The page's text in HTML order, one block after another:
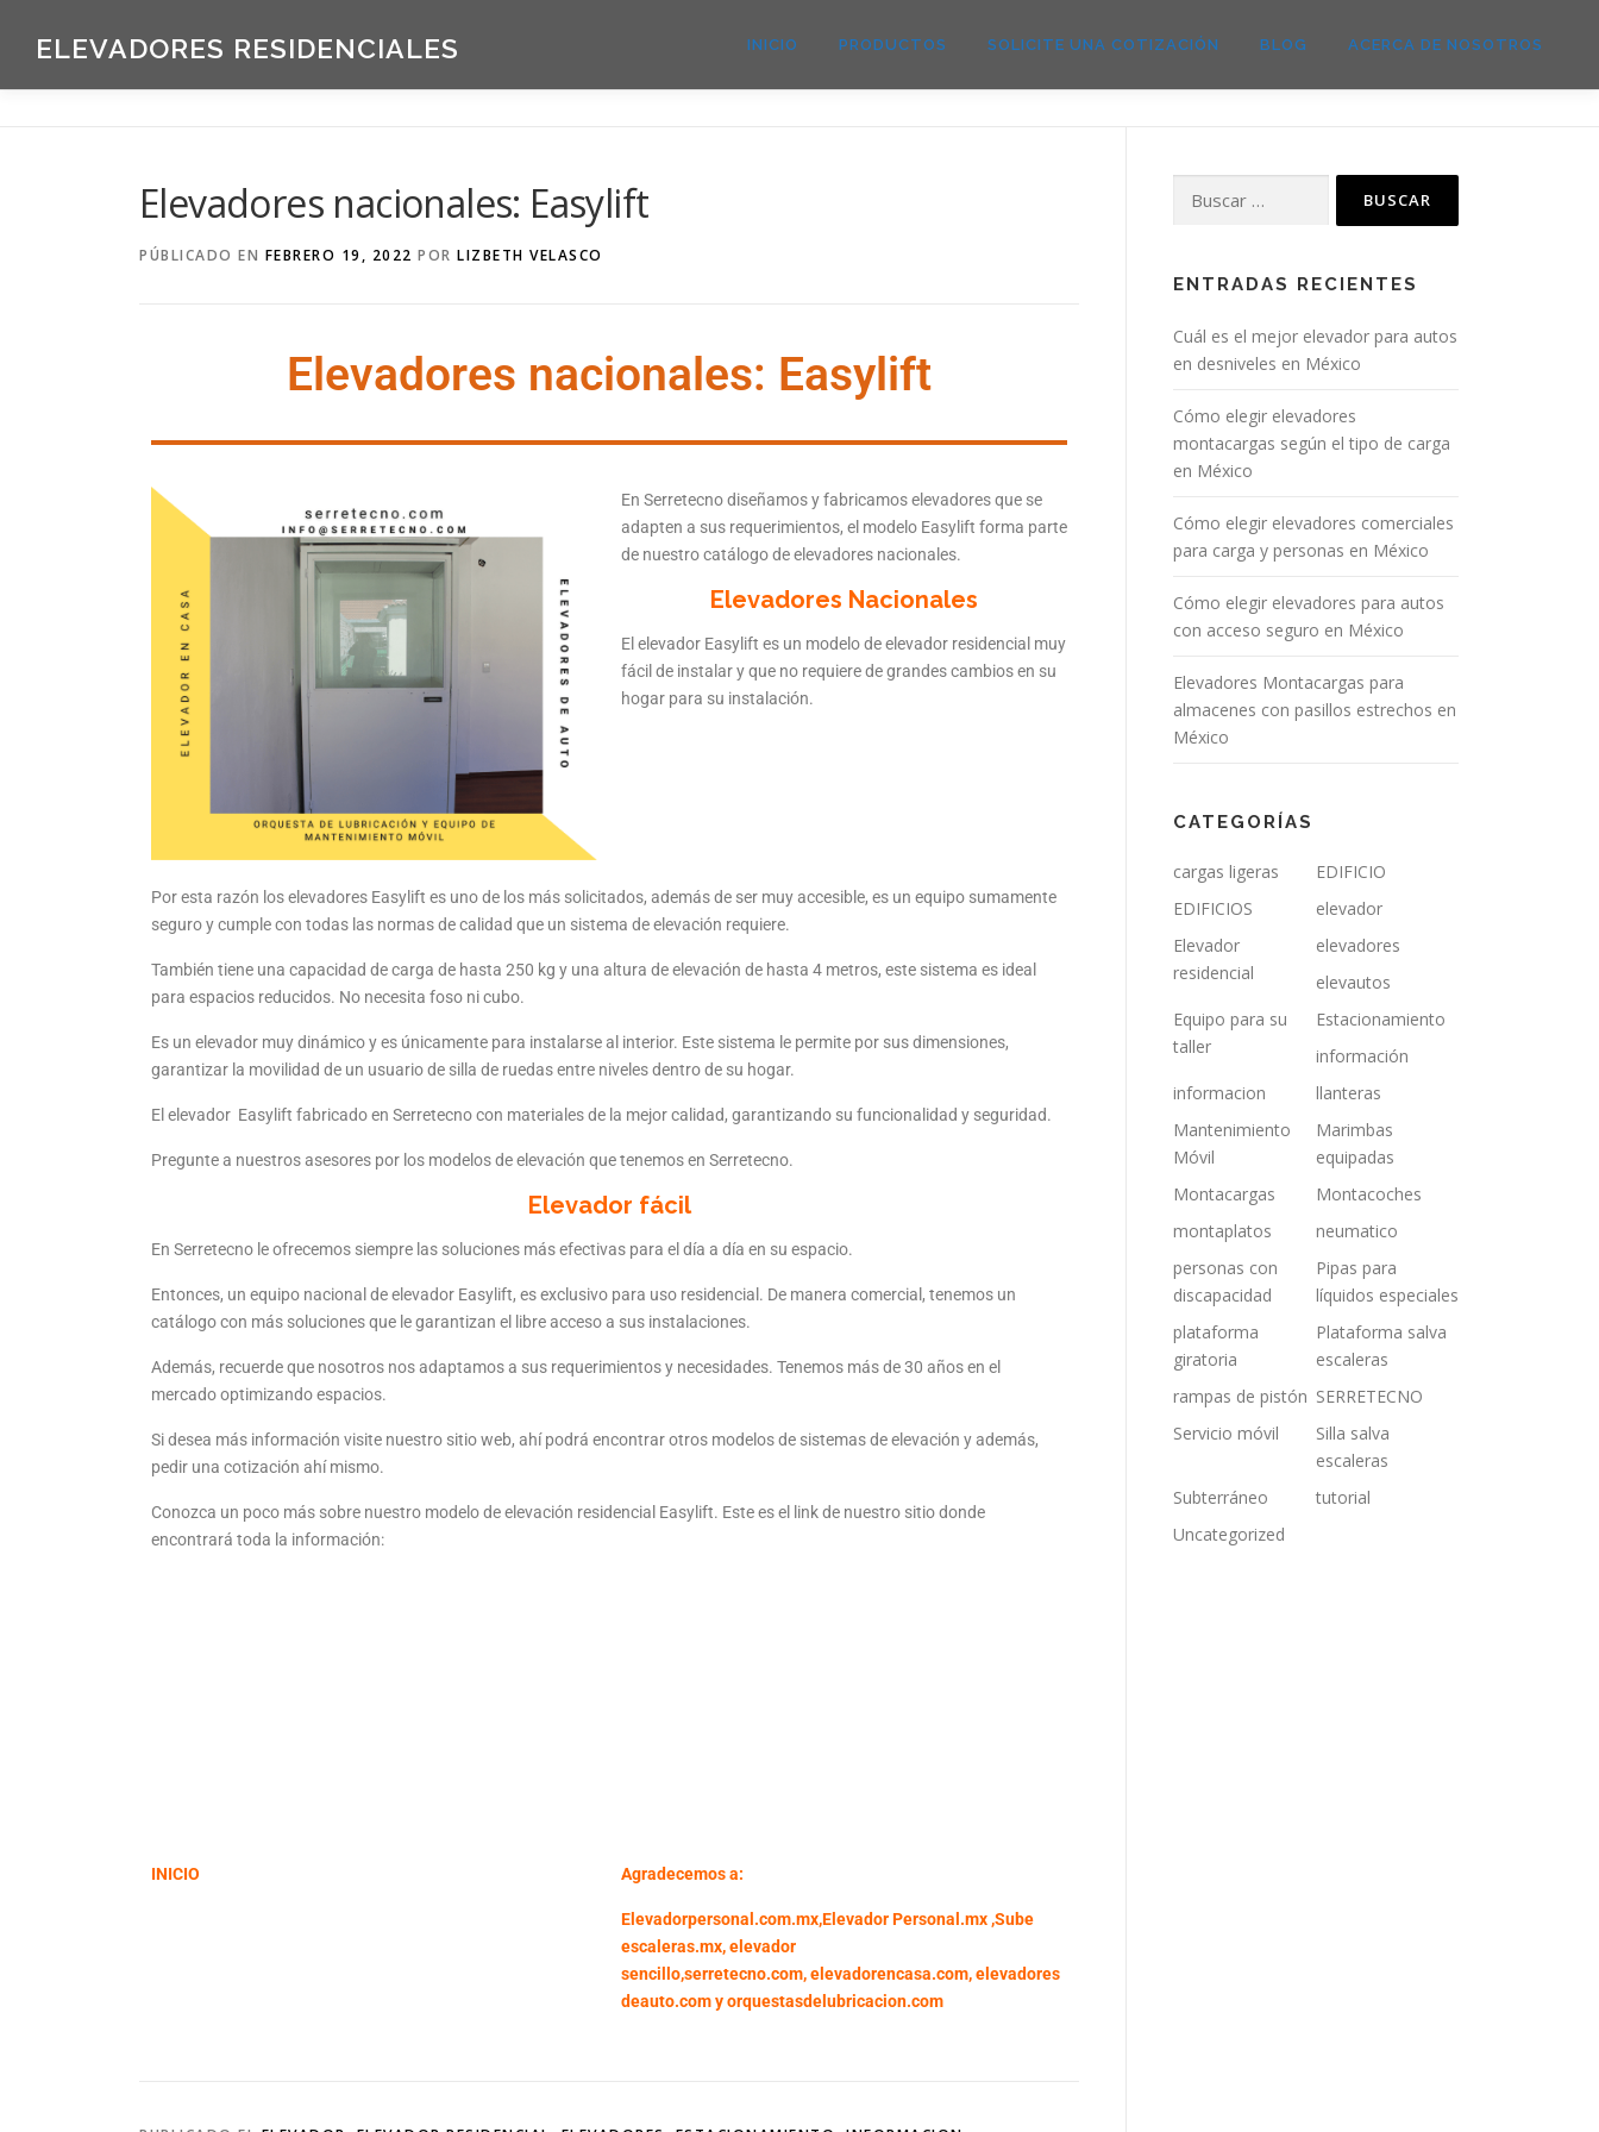
ELEVADORES RESIDENCIALES INICIO PRODUCTOS SOLICITE UNA COTIZACIÓN BLOG ACERCA DE NOSOTROS
Elevadores nacionales: Easylift
PÚBLICADO EN FEBRERO 19, 2022 POR LIZBETH VELASCO
Elevadores nacionales: Easylift
En Serretecno diseñamos y fabricamos elevadores que se
adapten a sus requerimientos, el modelo Easylift forma parte
de nuestro catálogo de elevadores nacionales.
Elevadores Nacionales
El elevador Easylift es un modelo de elevador residencial muy
fácil de instalar y que no requiere de grandes cambios en su
hogar para su instalación.
Por esta razón los elevadores Easylift es uno de los más solicitados, además de ser muy accesible, es un equipo sumamente
seguro y cumple con todas las normas de calidad que un sistema de elevación requiere.
También tiene una capacidad de carga de hasta 250 kg y una altura de elevación de hasta 4 metros, este sistema es ideal
para espacios reducidos. No necesita foso ni cubo.
Es un elevador muy dinámico y es únicamente para instalarse al interior. Este sistema le permite por sus dimensiones,
garantizar la movilidad de un usuario de silla de ruedas entre niveles dentro de su hogar.
El elevador Easylift fabricado en Serretecno con materiales de la mejor calidad, garantizando su funcionalidad y seguridad.
Pregunte a nuestros asesores por los modelos de elevación que tenemos en Serretecno.
Elevador fácil
En Serretecno le ofrecemos siempre las soluciones más efectivas para el día a día en su espacio.
Entonces, un equipo nacional de elevador Easylift, es exclusivo para uso residencial. De manera comercial, tenemos un
catálogo con más soluciones que le garantizan el libre acceso a sus instalaciones.
Además, recuerde que nosotros nos adaptamos a sus requerimientos y necesidades. Tenemos más de 30 años en el
mercado optimizando espacios.
Si desea más información visite nuestro sitio web, ahí podrá encontrar otros modelos de sistemas de elevación y además,
pedir una cotización ahí mismo.
Conozca un poco más sobre nuestro modelo de elevación residencial Easylift. Este es el link de nuestro sitio donde
encontrará toda la información:
INICIO Agradecemos a:
Elevadorpersonal.com.mx,Elevador Personal.mx ,Sube
escaleras.mx,elevador
sencillo,serretecno.com,elevadorencasa.com,elevadores
deauto.comyorquestasdelubricacion.com
ENTRADAS RECIENTES
Cuál es el mejor elevador para autos
en desniveles en México
Cómo elegir elevadores
montacargas según el tipo de carga
en México
Cómo elegir elevadores comerciales
para carga y personas en México
Cómo elegir elevadores para autos
con acceso seguro en México
Elevadores Montacargas para
almacenes con pasillos estrechos en
México
CATEGORÍAS
cargas ligeras
EDIFICIO
EDIFICIOS
elevador
Elevador
residencial
elevadores
elevautos
Equipo para su
taller
Estacionamiento
información
informacion
llanteras
Mantenimiento
Móvil
Marimbas
equipadas
Montacargas
Montacoches
montaplatos
neumatico
personas con
discapacidad
Pipas para
líquidos especiales
plataforma
giratoria
Plataforma salva
escaleras
rampas de pistón SERRETECNO
Servicio móvil
Silla salva
escaleras
Subterráneo
tutorial
Uncategorized